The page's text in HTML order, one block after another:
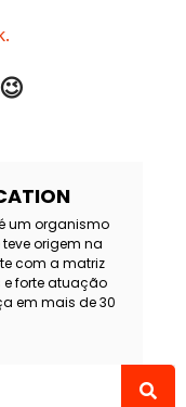
um organismo
origem na
com a matriz
e forte atuação
em mais de 30